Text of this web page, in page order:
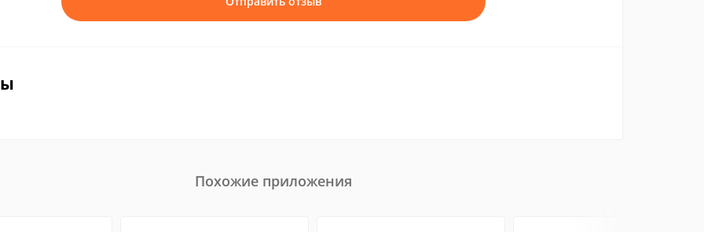
Похожие приложения